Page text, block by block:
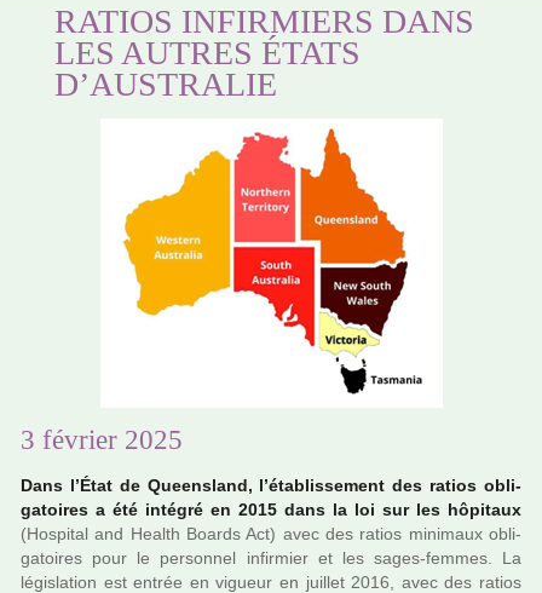
RATIOS INFIRMIERS DANS
LES AUTRES ÉTATS
D’AUSTRALIE
3 février 2025
Dans l’État de Queensland, l’établissement des ratios obli­
ga­toi­res a été inté­gré en 2015 dans la loi sur les hôpi­taux
(Hospital and Health Boards Act) avec des ratios mini­maux obli­
ga­toi­res pour le per­son­nel infir­mier et les sages-femmes. La
légis­la­tion est entrée en vigueur en juillet 2016, avec des ratios